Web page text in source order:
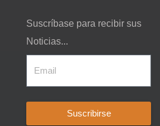
Suscríbase para recibir sus
Noticias...
Suscribirse